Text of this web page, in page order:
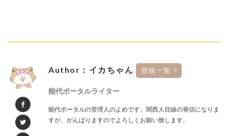
Author：イカちゃん 投稿一覧
能代ポータルライター
能代ポータルの管理人のよめです。関西人目線の発信になりま
すが、がんばりますのでよろしくお願い致します。